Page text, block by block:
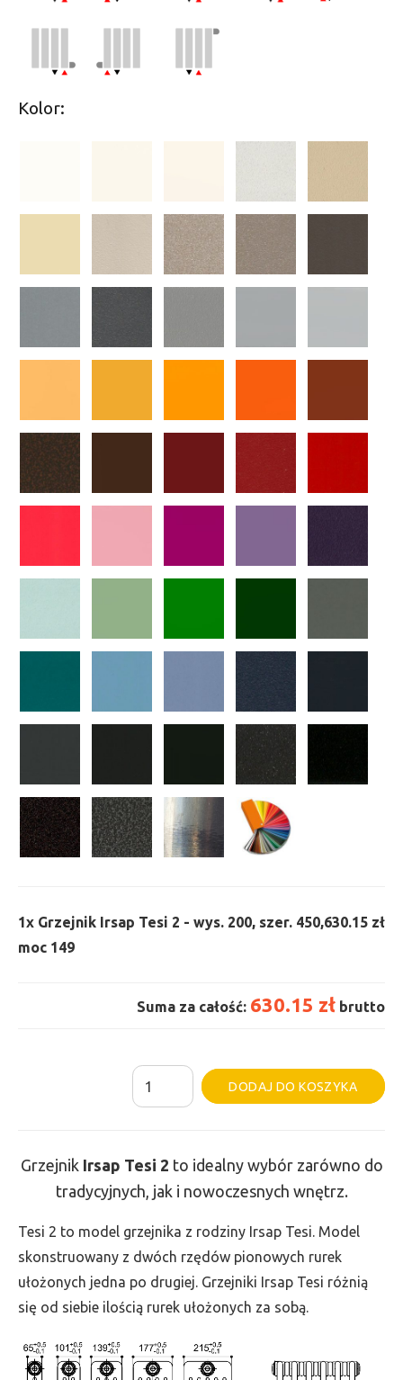
Kolor:
1x Grzejnik Irsap Tesi 2 - wys. 200, szer. 450,
moc 149
630.15 zł
Suma za całość: 630.15 zł brutto
ilość
Grzejnik
-
wys.
200,
szer.
450,
149
DODAJ DO KOSZYKA
Grzejnik Irsap Tesi 2 to idealny wybór zarówno do
tradycyjnych, jak i nowoczesnych wnętrz.
Tesi 2 to model grzejnika z rodziny Irsap Tesi. Model
skonstruowany z dwóch rzędów pionowych rurek
ułożonych jedna po drugiej. Grzejniki Irsap Tesi różnią
się od siebie ilością rurek ułożonych za sobą.